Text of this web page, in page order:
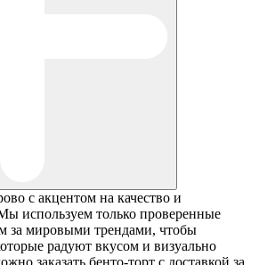
с акцентом на качество и
используем только проверенные
за мировыми трендами, чтобы
радуют вкусом и визуально
заказать бенто-торт с доставкой за